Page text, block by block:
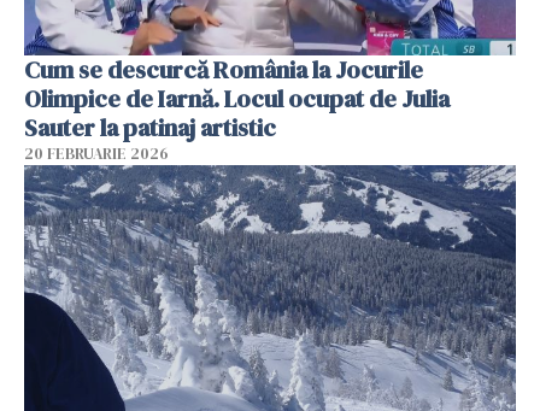
Cum se descurcă România la Jocurile
Olimpice de Iarnă. Locul ocupat de Julia
Sauter la patinaj artistic
20 FEBRUARIE 2026